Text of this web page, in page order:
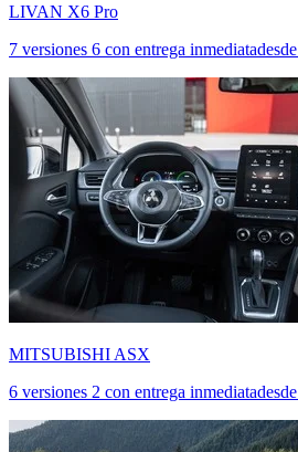
LIVAN X6 Pro
7 versiones 6 con entrega inmediatadesde
MITSUBISHI ASX
6 versiones 2 con entrega inmediatadesde